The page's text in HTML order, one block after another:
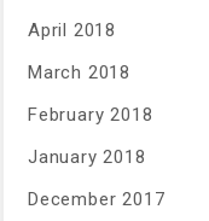
April 2018
March 2018
February 2018
January 2018
December 2017